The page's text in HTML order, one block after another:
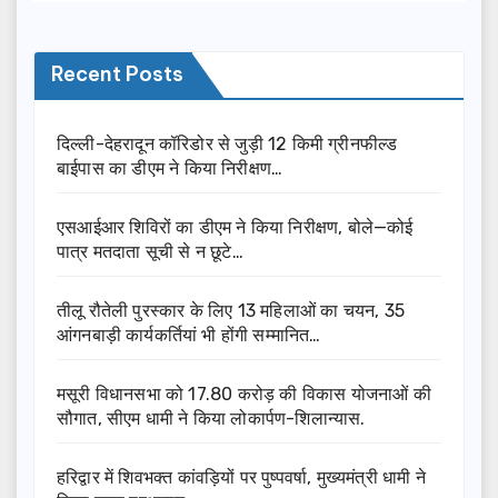
Recent Posts
दिल्ली-देहरादून कॉरिडोर से जुड़ी 12 किमी ग्रीनफील्ड
बाईपास का डीएम ने किया निरीक्षण…
एसआईआर शिविरों का डीएम ने किया निरीक्षण, बोले—कोई
पात्र मतदाता सूची से न छूटे…
तीलू रौतेली पुरस्कार के लिए 13 महिलाओं का चयन, 35
आंगनबाड़ी कार्यकर्तियां भी होंगी सम्मानित…
मसूरी विधानसभा को 17.80 करोड़ की विकास योजनाओं की
सौगात, सीएम धामी ने किया लोकार्पण-शिलान्यास.
हरिद्वार में शिवभक्त कांवड़ियों पर पुष्पवर्षा, मुख्यमंत्री धामी ने